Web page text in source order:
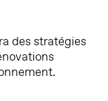
des stratégies